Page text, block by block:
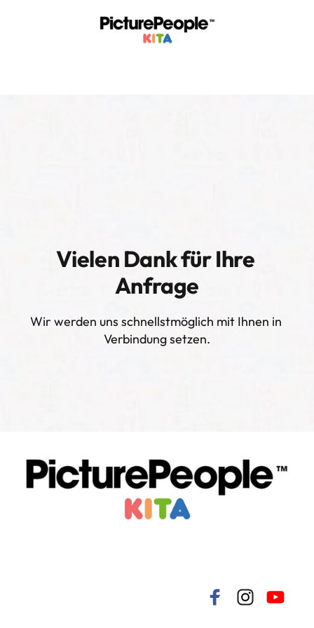
Vielen Dank für Ihre
Anfrage
Wir werden uns schnellstmöglich mit Ihnen in
Verbindung setzen.